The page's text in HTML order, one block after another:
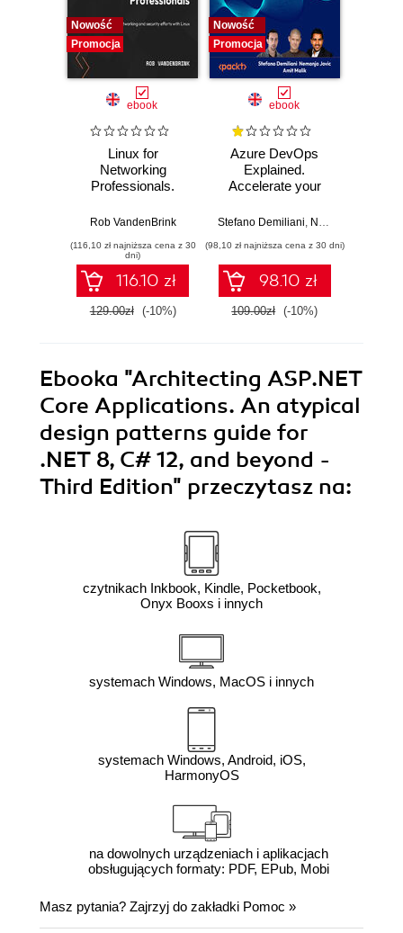
Nowość
Promocja
ebook
Linux for
Networking
Professionals.
networking and
Linux - Second
Edition
Rob VandenBrink
(116,10 zł najniższa cena z 30
dni)
116.10 zł
129.00zł (-10%)
Nowość
Promocja
ebook
Azure DevOps
Explained.
Accelerate your
software
Azure DevOps for
Cloud Excellence -
Second Edition
Stefano Demiliani Nemanja Jovic
(98,10 zł najniższa cena z 30 dni)
98.10 zł
109.00zł (-10%)
Ebooka "Architecting ASP.NET
Core Applications. An atypical
design patterns guide for
.NET 8, C# 12, and beyond -
Third Edition" przeczytasz na:
czytnikach Inkbook, Kindle, Pocketbook,
Onyx Booxs i innych
systemach Windows, MacOS i innych
systemach Windows, Android, iOS,
HarmonyOS
na dowolnych urządzeniach i aplikacjach
obsługujących formaty: PDF, EPub, Mobi
Masz pytania? Zajrzyj do zakładki Pomoc »